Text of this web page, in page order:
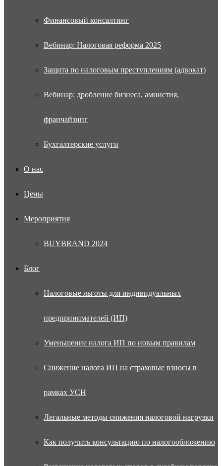
Финансовый консалтинг
Вебинар: Налоговая реформа 2025
Защита по налоговым преступлениям (адвокат)
Вебинар: дробление бизнеса, амнистия,
франчайзинг
Бухгалтерские услуги
О нас
Цены
Мероприятия
BUYBRAND 2024
Блог
Налоговые льготы для индивидуальных
предпринимателей (ИП)
Уменьшение налога ИП по новым правилам
Снижение налога ИП на страховые взносы в
рамках УСН
Легальные методы снижения налоговой нагрузки
Как получить консультацию по налогообложению